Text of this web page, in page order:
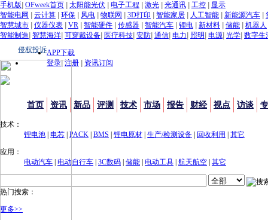
手机版 OFweek首页 太阳能光伏 电子工程 激光 光通讯 工控
显示
智能电网
云计算 环保 风电 物联网 3D打印 智能家居 人工智能 新能源汽车
智慧城市
仪器仪表 VR 智能硬件 传感器 智能汽车 锂电 新材料 储能
机器人
智能制造 智慧海洋 可穿戴设备 医疗科技 安防 通信 电力 照明 电源 光学 数字生
侵权投诉APP下载
登录| 注册 资讯订阅
首页 资讯 新品 评测 技术 市场 报告 财经 视点 访谈
技术：
锂电池 电芯 PACK BMS 锂电原材 生产/检测设备 回收利用 其它
应用：
电动汽车 电动自行车 3C数码 储能 电动工具 航天航空 其它
热门搜索：
更多>>